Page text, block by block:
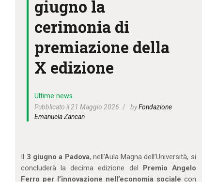
NEWS
DONA ORA
IL MIO ACCOUNT
CARRELLO
giugno la
cerimonia di
premiazione della
X edizione
Ultime news
Pubblicato il 21 Maggio 2026
byFondazione
Emanuela Zancan
Il 3 giugno a Padova, nell’Aula Magna dell’Università, si
concluderà la decima edizione del Premio Angelo
Ferro per l’innovazione nell’economia sociale con